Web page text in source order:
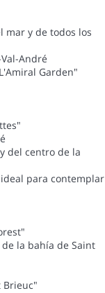
mar y de todos los
André
Garden"
del centro de la
para contemplar
la bahía de Saint
Brieuc"